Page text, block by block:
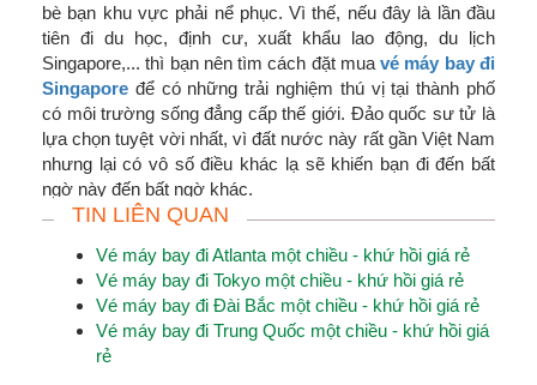
bè bạn khu vực phải nể phục. Vì thế, nếu đây là lần đầu
tiên đi du học, định cư, xuất khẩu lao động, du lịch
Singapore,... thì bạn nên tìm cách đặt mua vé máy bay đi
Singapore để có những trải nghiệm thú vị tại thành phố
có môi trường sống đẳng cấp thế giới. Đảo quốc sư tử là
lựa chọn tuyệt vời nhất, vì đất nước này rất gần Việt Nam
nhưng lại có vô số điều khác lạ sẽ khiến bạn đi đến bất
ngờ này đến bất ngờ khác.
TIN LIÊN QUAN
Vé máy bay đi Atlanta một chiều - khứ hồi giá rẻ
Vé máy bay đi Tokyo một chiều - khứ hồi giá rẻ
Vé máy bay đi Đài Bắc một chiều - khứ hồi giá rẻ
Vé máy bay đi Trung Quốc một chiều - khứ hồi giá
rẻ